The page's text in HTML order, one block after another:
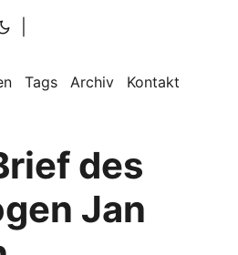
Tags Archiv Kontakt
des
Jan